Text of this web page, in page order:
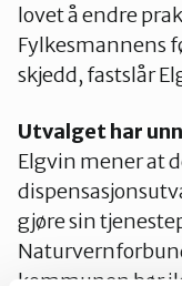
lovet å endre
Fylkesmannens
skjedd, fastslår
Utvalget har
Elgvin mener at
gjøre sin